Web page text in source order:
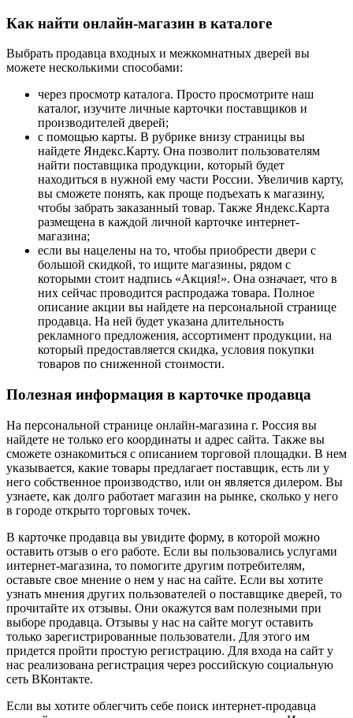
Как найти онлайн-магазин в каталоге
Выбрать продавца входных и межкомнатных дверей вы
можете несколькими способами:
через просмотр каталога. Просто просмотрите наш
каталог, изучите личные карточки поставщиков и
производителей дверей;
с помощью карты. В рубрике внизу страницы вы
найдете Яндекс.Карту. Она позволит пользователям
найти поставщика продукции, который будет
находиться в нужной ему части России. Увеличив карту,
вы сможете понять, как проще подъехать к магазину,
чтобы забрать заказанный товар. Также Яндекс.Карта
размещена в каждой личной карточке интернет-
магазина;
если вы нацелены на то, чтобы приобрести двери с
большой скидкой, то ищите магазины, рядом с
которыми стоит надпись «Акция!». Она означает, что в
них сейчас проводится распродажа товара. Полное
описание акции вы найдете на персональной странице
продавца. На ней будет указана длительность
рекламного предложения, ассортимент продукции, на
который предоставляется скидка, условия покупки
товаров по сниженной стоимости.
Полезная информация в карточке продавца
На персональной странице онлайн-магазина г. Россия вы
найдете не только его координаты и адрес сайта. Также вы
сможете ознакомиться с описанием торговой площадки. В нем
указывается, какие товары предлагает поставщик, есть ли у
него собственное производство, или он является дилером. Вы
узнаете, как долго работает магазин на рынке, сколько у него
в городе открыто торговых точек.
В карточке продавца вы увидите форму, в которой можно
оставить отзыв о его работе. Если вы пользовались услугами
интернет-магазина, то помогите другим потребителям,
оставьте свое мнение о нем у нас на сайте. Если вы хотите
узнать мнения других пользователей о поставщике дверей, то
прочитайте их отзывы. Они окажутся вам полезными при
выборе продавца. Отзывы у нас на сайте могут оставить
только зарегистрированные пользователи. Для этого им
придется пройти простую регистрацию. Для входа на сайт у
нас реализована регистрация через российскую социальную
сеть ВКонтакте.
Если вы хотите облегчить себе поиск интернет-продавца